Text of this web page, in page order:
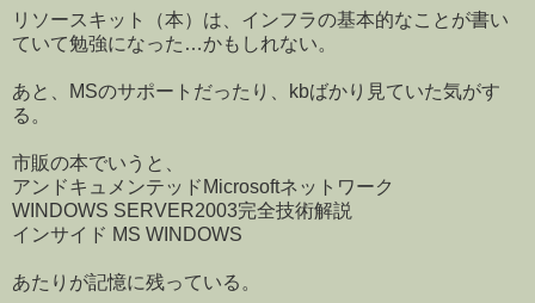
リソースキット（本）は、インフラの基本的なことが書い
ていて勉強になった…かもしれない。
あと、MSのサポートだったり、kbばかり見ていた気がす
る。
市販の本でいうと、
アンドキュメンテッドMicrosoftネットワーク
WINDOWS SERVER2003完全技術解説
インサイド MS WINDOWS
あたりが記憶に残っている。